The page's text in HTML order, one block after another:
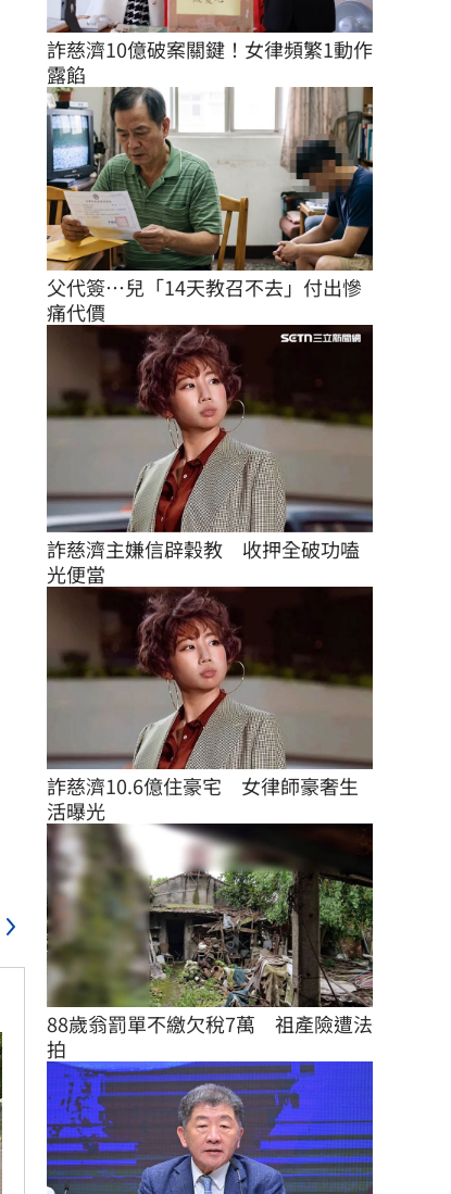
詐慈濟10億破案關鍵！女律頻繁1動作
露餡
父代簽…兒「14天教召不去」付出慘
痛代價
詐慈濟主嫌信辟穀教　收押全破功嗑
光便當
詐慈濟10.6億住豪宅　女律師豪奢生
活曝光
88歲翁罰單不繳欠稅7萬　祖產險遭法
拍